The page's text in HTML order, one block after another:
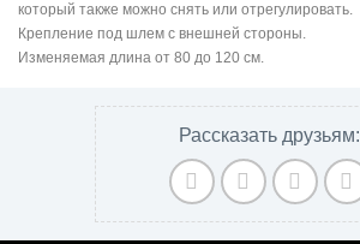
который также можно снять или отрегулировать.
Крепление под шлем с внешней стороны.
Изменяемая длина от 80 до 120 см.
Рассказать друзьям: